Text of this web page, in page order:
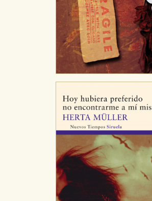
Cookies de rendimiento y analíticas
Estas cookies se utilizan para
de navegación y optimizar el
nuestro sitio web. Almacenan
servicios para que no tenga que
vez que nos visita. La información
tanto, es anónima.
Cookies de publicidad y redes
relevante para sus intereses en otros
almacenan directamente
que se basan en la identificación
navegador y dispositivo de internet.
GUARDAR CONFIGURACIÓN
Puede consultar nuestra política de cookies